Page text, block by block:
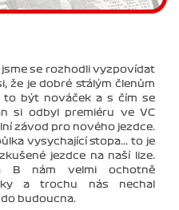
se rozhodli vyzpovídat
že je dobré stálým členům
to být nováček a s čím se
si odbyl premiéru ve VC
závod pro nového jezdce.
vysychající stopa... to je
jezdce na naší lize.
B nám velmi ochotně
a trochu nás nechal
budoucna.